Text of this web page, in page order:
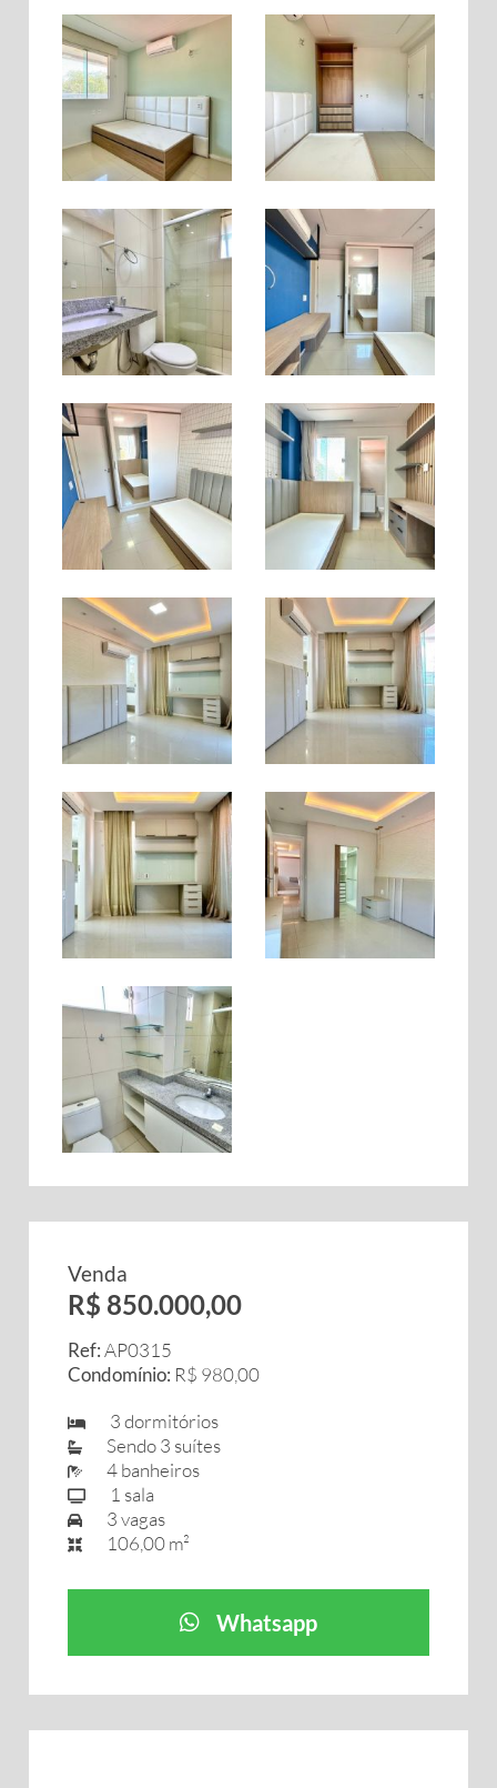
Venda
R$ 850.000,00
Ref:AP0315
Condomínio: R$ 980,00
3 dormitórios
Sendo 3 suítes
4 banheiros
1 sala
3 vagas
106,00 m²
Whatsapp